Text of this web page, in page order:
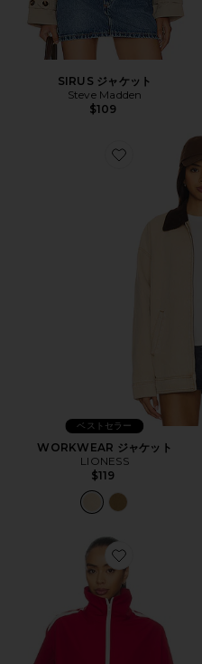
SIRUS ジャケット
Steve Madden
$109
Favorite
ベストセラー
WORKWEAR ジャケット
LIONESS
$119
Favorite